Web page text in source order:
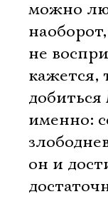
можно
наоборот,
не
кажется,
именно:
он и